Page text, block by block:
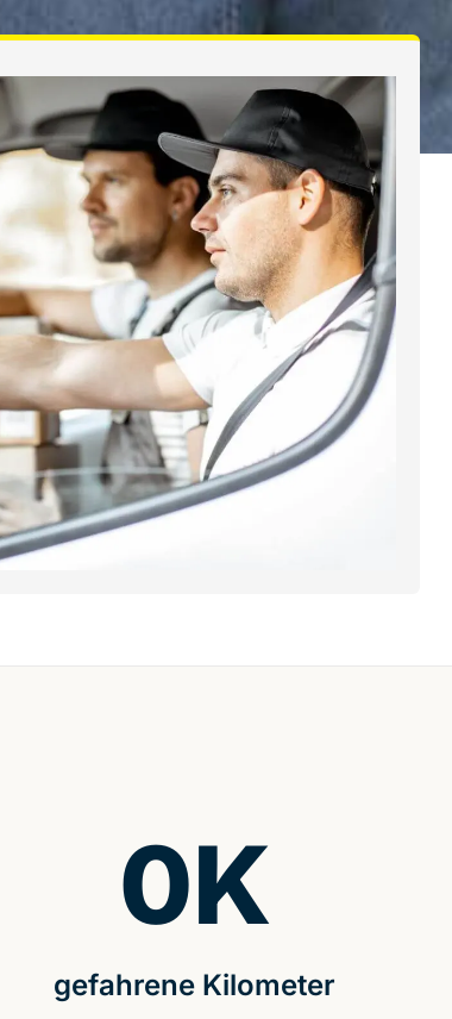
gefahrene Kilometer
0K